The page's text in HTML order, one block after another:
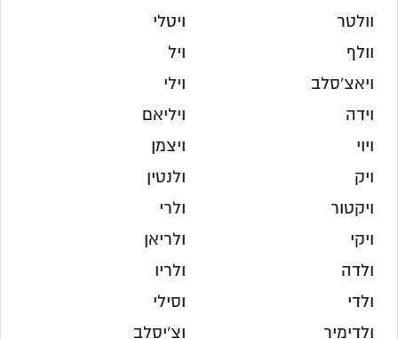
וולטר
וולף
ויאצ'סלב
וידה
ויוי
ויטלי
ויל
וילי
ויליאם
ויצמן
ויק
ויקטור
ויקי
ולדה
ולדי
ולדימיר
ולנטין
ולרי
ולריאן
ולריו
וסילי
וצ'יסלב